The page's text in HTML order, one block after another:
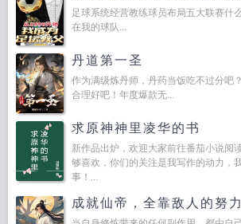
足球系统经营教练球员布局五大联赛什
在我的球队...
丹道第一圣
作为满级炼丹师，丹药当饭吃不过分吧
合理好吧！年度爆款无...
求原神神里凌华的书
新作品出炉，欢迎大家前往番茄小说阅
够喜欢，你们的关注是我写作的动力，
事！...
成就仙帝，全靠敌人的努力